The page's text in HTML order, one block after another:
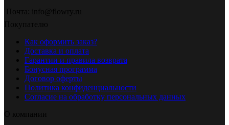
Почта: info@flowry.ru
Покупателю
Как оформить заказ?
Доставка и оплата
Гарантии и правила возврата
Бонусная программа
Договор оферты
Политика конфиденциальности
Согласие на обработку персональных данных
О компании